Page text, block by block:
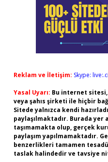
Reklam ve İletişim: Skype:
Yasal Uyarı: Bu internet
veya şahıs şirketi ile hiçbir
Sitede yalnızca kendi
paylaşılmaktadır. Burada
taşımamakta olup, gerçek
paylaşım yapılmamaktadır.
benzerlikleri tamamen
taslak halindedir ve tavsiye